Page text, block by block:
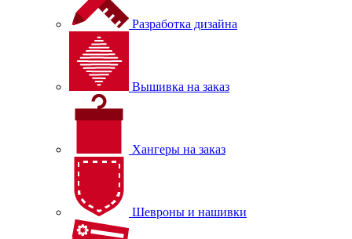
Разработка дизайна
Вышивка на заказ
Хангеры на заказ
Шевроны и нашивки